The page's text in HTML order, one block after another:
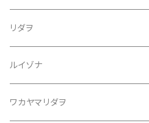
リダヲ
ルイゾナ
ワカヤマリダヲ